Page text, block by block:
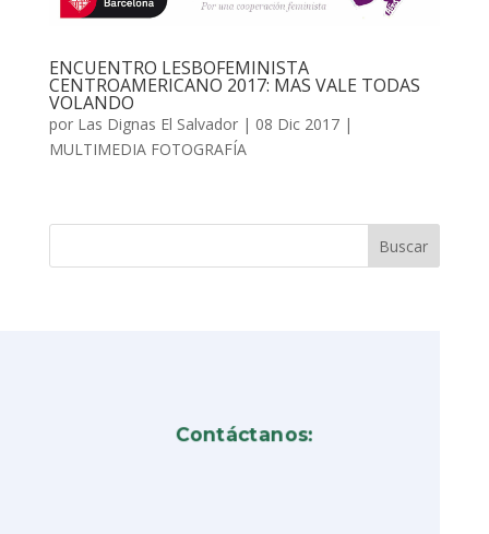
ENCUENTRO LESBOFEMINISTA
CENTROAMERICANO 2017: MAS VALE TODAS
VOLANDO
por Las Dignas El Salvador| 08 Dic 2017|
MULTIMEDIA FOTOGRAFÍA
Contáctanos: